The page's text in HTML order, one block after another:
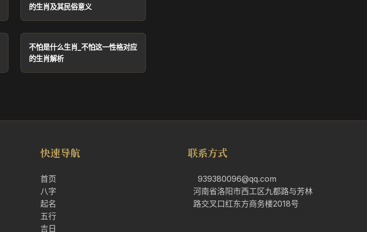
的生肖及其民俗意义
不怕是什么生肖_不怕这一性格对应
的生肖解析
快速导航
首页
八字
起名
五行
吉日
联系方式
939380096@qq.com
河南省洛阳市西工区九都路与芳林
路交叉口红东方商务楼2018号